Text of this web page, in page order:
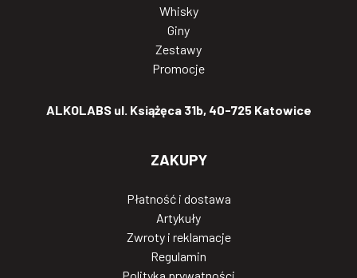
Whisky
Giny
Zestawy
Promocje
ALKOLABS ul. Książęca 31b, 40-725 Katowice
ZAKUPY
Płatność i dostawa
Artykuły
Zwroty i reklamacje
Regulamin
Polityka prywatności